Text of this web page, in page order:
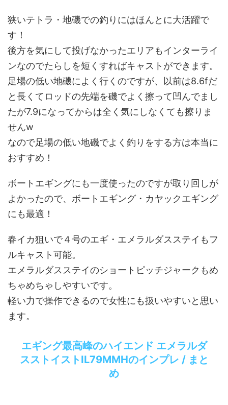
狭いテトラ・地磯での釣りにはほんとに大活躍で
す！
後方を気にして投げなかったエリアもインターライ
ンなのでたらしを短くすればキャストができます。
足場の低い地磯によく行くのですが、以前は8.6fだ
と長くてロッドの先端を磯でよく擦って凹んでまし
たが7.9になってからは全く気にしなくても擦りま
せんw
なので足場の低い地磯でよく釣りをする方は本当に
おすすめ！
ボートエギングにも一度使ったのですが取り回しが
よかったので、ボートエギング・カヤックエギング
にも最適！
春イカ狙いで４号のエギ・エメラルダスステイもフ
ルキャスト可能。
エメラルダスステイのショートピッチジャークもめ
ちゃめちゃしやすいです。
軽い力で操作できるので女性にも扱いやすいと思い
ます。
エギング最高峰のハイエンド エメラルダ
スストイストIL79MMHのインプレ / まと
め